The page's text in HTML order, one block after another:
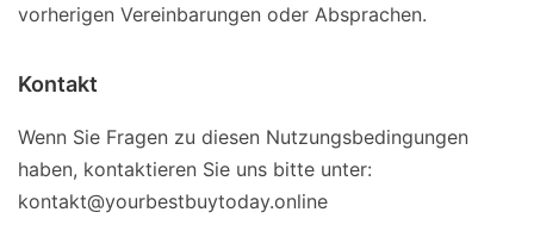
vorherigen Vereinbarungen oder Absprachen.
Kontakt
Wenn Sie Fragen zu diesen Nutzungsbedingungen
haben, kontaktieren Sie uns bitte unter:
kontakt@yourbestbuytoday.online